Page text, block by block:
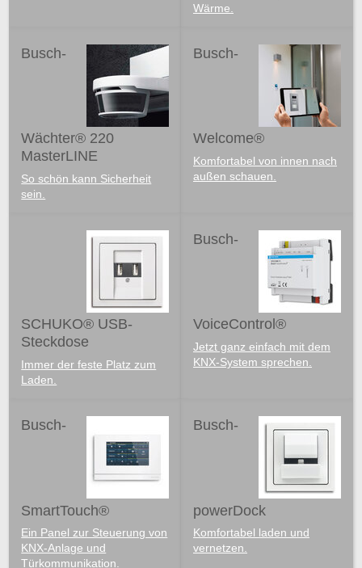
Wärme.
Busch-
Wächter® 220
MasterLINE
So schön kann Sicherheit
sein.
Busch-
Welcome®
Komfortabel von innen nach
außen schauen.
SCHUKO® USB-
Steckdose
Immer der feste Platz zum
Laden.
Busch-
VoiceControl®
Jetzt ganz einfach mit dem
KNX-System sprechen.
Busch-
SmartTouch®
Ein Panel zur Steuerung von
KNX-Anlage und
Türkommunikation.
Busch-
powerDock
Komfortabel laden und
vernetzen.